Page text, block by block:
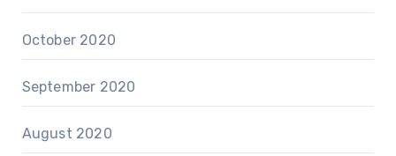
October 2020
September 2020
August 2020